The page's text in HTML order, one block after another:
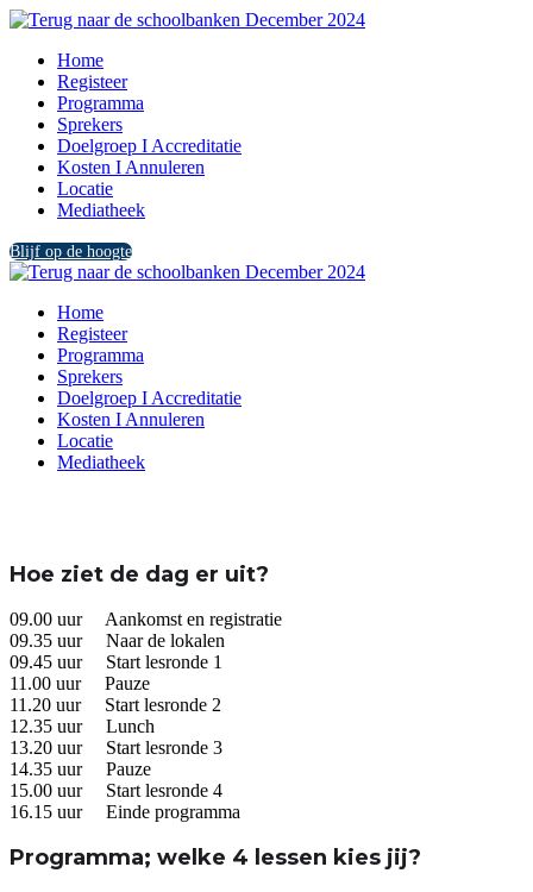
Home
Registeer
Programma
Sprekers
Doelgroep I Accreditatie
Kosten I Annuleren
Locatie
Mediatheek
Blijf op de hoogte
Home
Registeer
Programma
Sprekers
Doelgroep I Accreditatie
Kosten I Annuleren
Locatie
Mediatheek
Hoe ziet de dag er uit?
09.00 uur Aankomst en registratie
09.35 uur Naar de lokalen
09.45 uur Start lesronde 1
11.00 uur Pauze
11.20 uur Start lesronde 2
12.35 uur Lunch
13.20 uur Start lesronde 3
14.35 uur Pauze
15.00 uur Start lesronde 4
16.15 uur Einde programma
Programma; welke 4 lessen kies jij?